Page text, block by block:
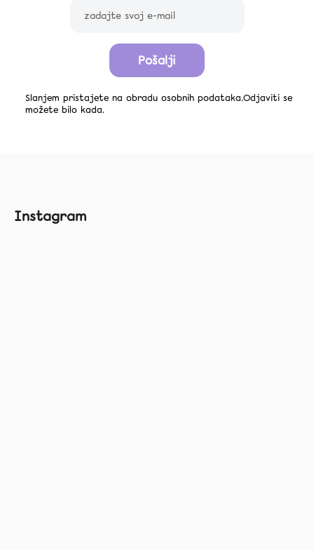
Pošalji
Slanjem pristajete na obradu osobnih podataka.Odjaviti se
možete bilo kada.
Instagram